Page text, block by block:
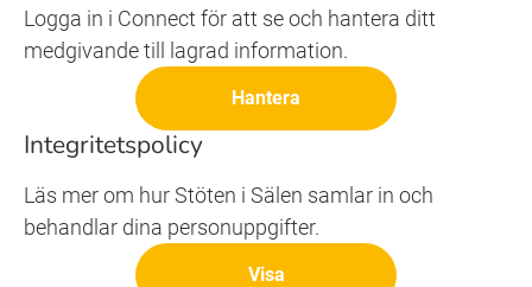
Logga in i Connect för att se och hantera ditt
medgivande till lagrad information.
Hantera
Integritetspolicy
Läs mer om hur Stöten i Sälen samlar in och
behandlar dina personuppgifter.
Visa